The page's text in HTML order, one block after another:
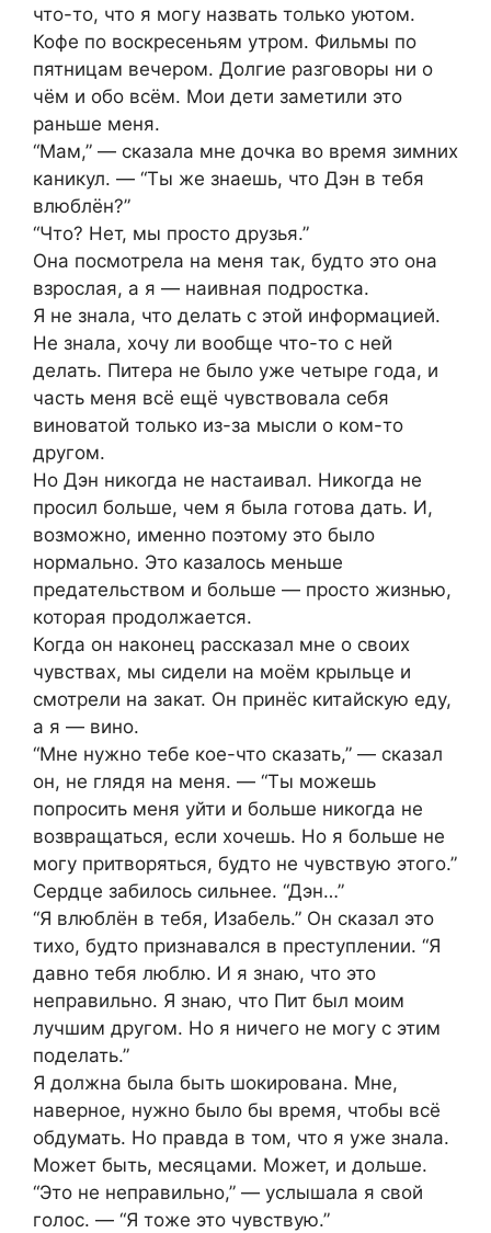
что-то, что я могу назвать только уютом.
Кофе по воскресеньям утром. Фильмы по
пятницам вечером. Долгие разговоры ни о
чём и обо всём. Мои дети заметили это
раньше меня.
“Мам,” — сказала мне дочка во время зимних
каникул. — “Ты же знаешь, что Дэн в тебя
влюблён?”
“Что? Нет, мы просто друзья.”
Она посмотрела на меня так, будто это она
взрослая, а я — наивная подростка.
Я не знала, что делать с этой информацией.
Не знала, хочу ли вообще что-то с ней
делать. Питера не было уже четыре года, и
часть меня всё ещё чувствовала себя
виноватой только из-за мысли о ком-то
другом.
Но Дэн никогда не настаивал. Никогда не
просил больше, чем я была готова дать. И,
возможно, именно поэтому это было
нормально. Это казалось меньше
предательством и больше — просто жизнью,
которая продолжается.
Когда он наконец рассказал мне о своих
чувствах, мы сидели на моём крыльце и
смотрели на закат. Он принёс китайскую еду,
а я — вино.
“Мне нужно тебе кое-что сказать,” — сказал
он, не глядя на меня. — “Ты можешь
попросить меня уйти и больше никогда не
возвращаться, если хочешь. Но я больше не
могу притворяться, будто не чувствую этого.”
Сердце забилось сильнее. “Дэн…”
“Я влюблён в тебя, Изабель.” Он сказал это
тихо, будто признавался в преступлении. “Я
давно тебя люблю. И я знаю, что это
неправильно. Я знаю, что Пит был моим
лучшим другом. Но я ничего не могу с этим
поделать.”
Я должна была быть шокирована. Мне,
наверное, нужно было бы время, чтобы всё
обдумать. Но правда в том, что я уже знала.
Может быть, месяцами. Может, и дольше.
“Это не неправильно,” — услышала я свой
голос. — “Я тоже это чувствую.”